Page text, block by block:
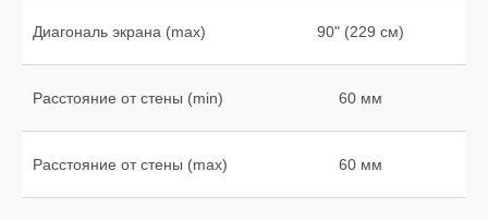
Диагональ экрана (max) 90" (229 см)
Расстояние от стены (min) 60 мм
Расстояние от стены (max) 60 мм